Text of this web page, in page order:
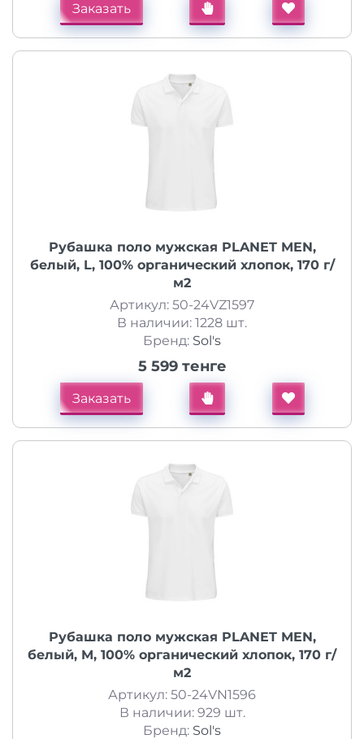
Заказать
Рубашка поло мужская PLANET MEN,
белый, L, 100% органический хлопок, 170 г/
м2
Артикул: 50-24VZ1597
В наличии: 1228 шт.
Бренд: Sol's
5 599 тенге
Заказать
Рубашка поло мужская PLANET MEN,
белый, M, 100% органический хлопок, 170 г/
м2
Артикул: 50-24VN1596
В наличии: 929 шт.
Бренд: Sol's